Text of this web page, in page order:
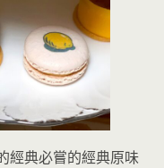
經典必嘗的經典原味